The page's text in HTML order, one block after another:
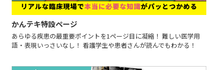
かんテキ特設ページ
あらゆる疾患の最重要ポイントを1ページ目に凝縮！ 難しい医学用
語・表現いっさいなし！ 看護学生や患者さんが読んでもわかる！